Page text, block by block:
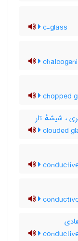
c-glass
chopped
، شیشهٔ تار
clouded